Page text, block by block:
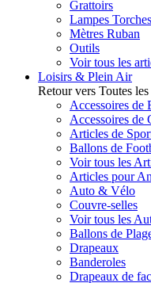
Grattoirs
Lampes Torches
Mètres Ruban
Outils
Voir tous les
Loisirs & Plein Air
Retour vers Toutes
Accessoires de
Accessoires de
Articles de
Ballons de
Voir tous les
Articles pour
Auto & Vélo
Couvre-selles
Voir tous les
Ballons de
Drapeaux
Banderoles
Drapeaux de